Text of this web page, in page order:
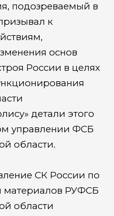
подозреваемый в
к
основ
России в целях
детали этого
управлении ФСБ
области.
СК России по
материалов РУФСБ
области